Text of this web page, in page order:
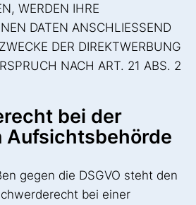
WERDEN IHRE
DATEN ANSCHLIESSEND
DER DIREKTWERBUNG
NACH ART. 21 ABS. 2
bei der
Aufsichts­behörde
gegen die DSGVO steht den
bei einer